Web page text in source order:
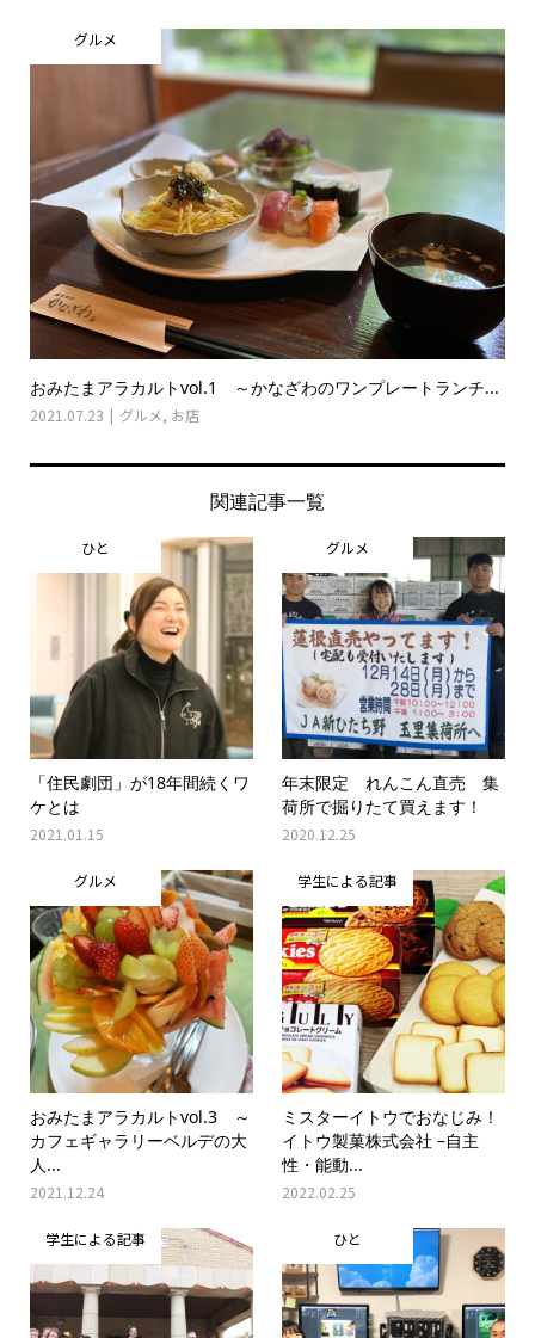
グルメ
おみたまアラカルトvol.1 ～かなざわのワンプレートランチ...
2021.07.23 グルメ, お店
関連記事一覧
ひと
「住民劇団」が18年間続くワ
ケとは
2021.01.15
グルメ
年末限定 れんこん直売 集
荷所で掘りたて買えます！
2020.12.25
グルメ
おみたまアラカルトvol.3 ～
カフェギャラリーベルデの大
人...
2021.12.24
学生による記事
ミスターイトウでおなじみ！
イトウ製菓株式会社 –自主
性・能動...
2022.02.25
学生による記事 ひと